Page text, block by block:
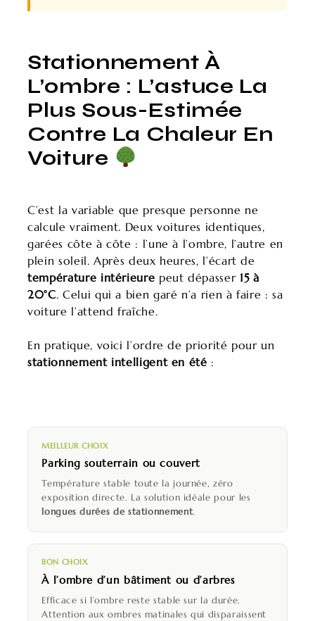
Stationnement À
L’ombre : L’astuce La
Plus Sous-Estimée
Contre La Chaleur En
Voiture
C’est la variable que presque personne ne
calcule vraiment. Deux voitures identiques,
garées côte à côte : l’une à l’ombre, l’autre en
plein soleil. Après deux heures, l’écart de
température intérieure peut dépasser 15 à
20°C. Celui qui a bien garé n’a rien à faire : sa
voiture l’attend fraîche.
En pratique, voici l’ordre de priorité pour un
stationnement intelligent en été :
MEILLEUR CHOIX
Parking souterrain ou couvert
Température stable toute la journée, zéro
exposition directe. La solution idéale pour les
longues durées de stationnement.
BON CHOIX
À l’ombre d’un bâtiment ou d’arbres
Efficace si l’ombre reste stable sur la durée.
Attention aux ombres matinales qui disparaissent